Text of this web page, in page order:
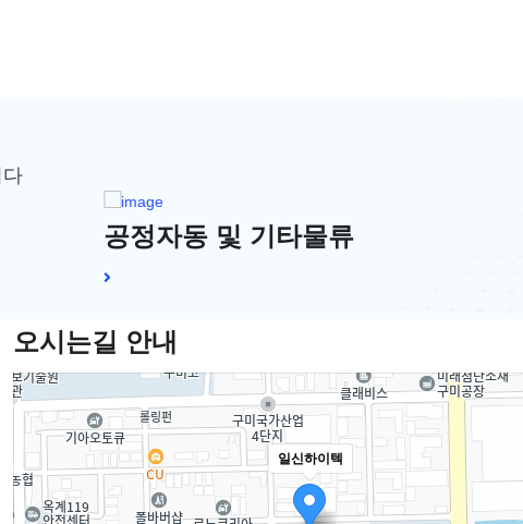
공정자동 및 기타물류
오시는길 안내
일신하이텍